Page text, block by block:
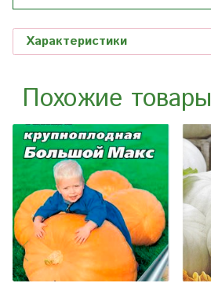
Характеристики
Похожие товары